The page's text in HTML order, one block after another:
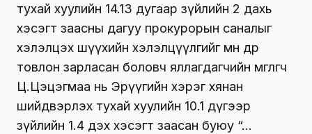
тухай хуулийн 14.13 дугаар зүйлийн 2 дахь
хэсэгт заасны дагуу прокурорын саналыг
хэлэлцэх шүүхийн хэлэлцүүлгийг мөн өдөр
товлон зарласан боловч яллагдагчийн өмгөөлөгч
Ц.Цэцэгмаа нь Эрүүгийн хэрэг хянан
шийдвэрлэх тухай хуулийн 10.1 дүгээр
зүйлийн 1.4 дэх хэсэгт заасан буюу “…